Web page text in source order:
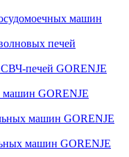
машин
печей
печей GORENJE
машин GORENJE
машин GORENJE
машин GORENJE